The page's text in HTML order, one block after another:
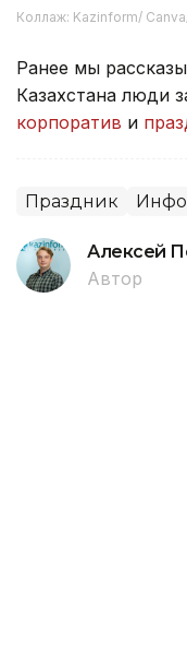
Коллаж: Kazinform/
Ранее мы
Казахстана люди
корпоратив и
Праздник
Алексей
Автор